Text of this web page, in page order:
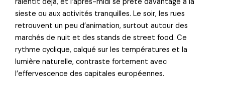
sieste ou aux activités tranquilles. Le soir, les rues
retrouvent un peu d’animation, surtout autour des
marchés de nuit et des stands de street food. Ce
rythme cyclique, calqué sur les températures et la
lumière naturelle, contraste fortement avec
l’effervescence des capitales européennes.